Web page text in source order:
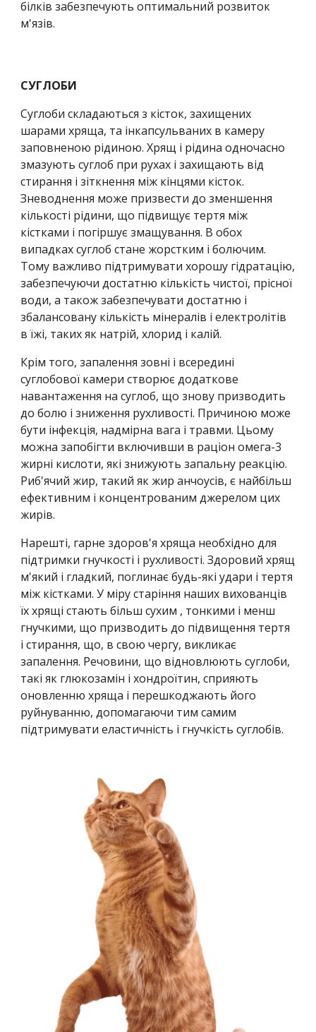
білків забезпечують оптимальний розвиток
м'язів.
СУГЛОБИ
Суглоби складаються з кісток, захищених
шарами хряща, та інкапсульваних в камеру
заповненою рідиною. Хрящ і рідина одночасно
змазують суглоб при рухах і захищають від
стирання і зіткнення між кінцями кісток.
Зневоднення може призвести до зменшення
кількості рідини, що підвищує тертя між
кістками і погіршує змащування. В обох
випадках суглоб стане жорстким і болючим.
Тому важливо підтримувати хорошу гідратацію,
забезпечуючи достатню кількість чистої, прісної
води, а також забезпечувати достатню і
збалансовану кількість мінералів і електролітів
в їжі, таких як натрій, хлорид і калій.
Крім того, запалення зовні і всередині
суглобової камери створює додаткове
навантаження на суглоб, що знову призводить
до болю і зниження рухливості. Причиною може
бути інфекція, надмірна вага і травми. Цьому
можна запобігти включивши в раціон омега-3
жирні кислоти, які знижують запальну реакцію.
Риб'ячий жир, такий як жир анчоусів, є найбільш
ефективним і концентрованим джерелом цих
жирів.
Нарешті, гарне здоров'я хряща необхідно для
підтримки гнучкості і рухливості. Здоровий хрящ
м'який і гладкий, поглинає будь-які удари і тертя
між кістками. У міру старіння наших вихованців
їх хрящі стають більш сухим , тонкими і менш
гнучкими, що призводить до підвищення тертя
і стирання, що, в свою чергу, викликає
запалення. Речовини, що відновлюють суглоби,
такі як глюкозамін і хондроїтин, сприяють
оновленню хряща і перешкоджають його
руйнуванню, допомагаючи тим самим
підтримувати еластичність і гнучкість суглобів.